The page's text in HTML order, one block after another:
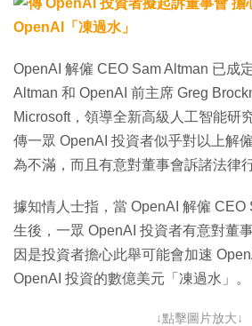
OpenAI 解僱 CEO Sam Altman 已成
Altman 和 OpenAI 前主席 Greg
Microsoft，領導全新高級人工智能研
傳一眾 OpenAI 投資者似乎對以上解
為不滿，而且有意對董事會訴諸法律行
據知情人士指，當 OpenAI 解僱 CEO
生後，一眾 OpenAI 投資者有意對董
因是投資者擔心此舉可能會加速
OpenAI 投資的數億美元「凍過水」。
↓點擊圖片放大↓